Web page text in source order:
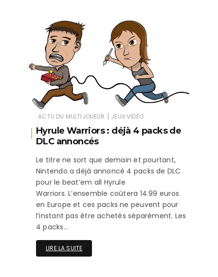
ACTU DU MULTIJOUEUR | JEUX VIDÉO
Hyrule Warriors : déjà 4 packs de
DLC annoncés
Le titre ne sort que demain et pourtant,
Nintendo a déjà annoncé 4 packs de DLC
pour le beat’em all Hyrule
Warriors. L’ensemble coûtera 14.99 euros
en Europe et ces packs ne peuvent pour
l’instant pas être achetés séparément. Les
4 packs…
LIRE LA SUITE